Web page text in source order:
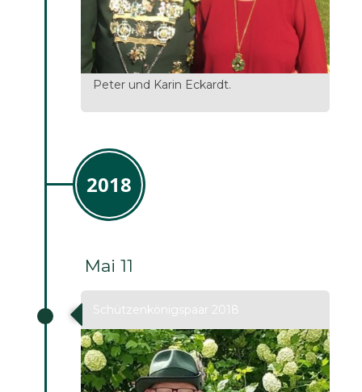
Peter und Karin Eckardt.
2018
Mai 11
Schützenkönigspaar 2018